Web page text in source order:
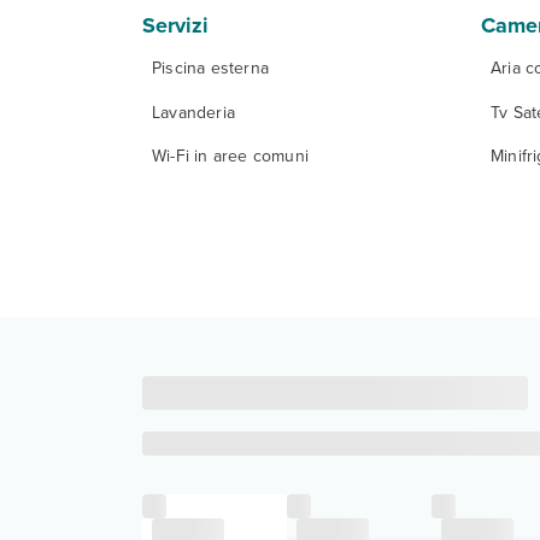
Servizi
Piscina esterna
Lavanderia
Wi-Fi in aree comuni
Aria
Tv